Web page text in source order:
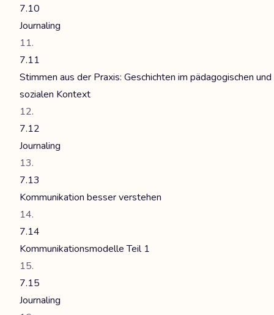
7.10
Journaling
7.11
Stimmen aus der Praxis: Geschichten im pädagogischen und
sozialen Kontext
7.12
Journaling
7.13
Kommunikation besser verstehen
7.14
Kommunikationsmodelle Teil 1
7.15
Journaling